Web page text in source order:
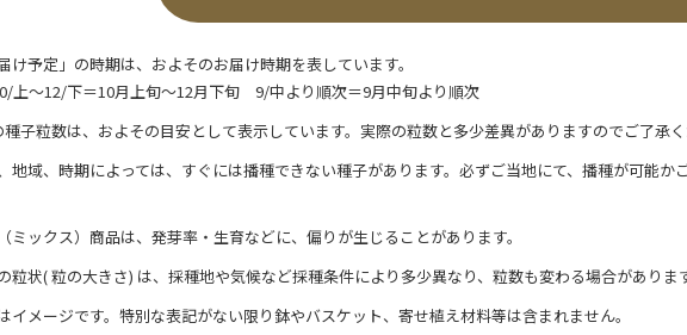
届け予定」の時期は、およそのお届け時期を表しています。
上～12/下＝10月上旬～12月下旬 9/中より順次＝9月中旬より順次
種子粒数は、およその目安として表示しています。実際の粒数と多少差異がありますのでご了承く
地域、時期によっては、すぐには播種できない種子があります。必ずご当地にて、播種が可能か
ミックス）商品は、発芽率・生育などに、偏りが生じることがあります。
粒状( 粒の大きさ) は、採種地や気候など採種条件により多少異なり、粒数も変わる場合があります
イメージです。特別な表記がない限り鉢やバスケット、寄せ植え材料等は含まれません。